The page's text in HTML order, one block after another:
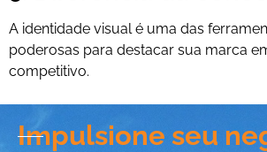
A identidade visual é uma das
poderosas para destacar sua marca
competitivo.
Impulsione seu